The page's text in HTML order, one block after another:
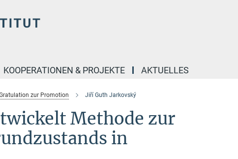
KOOPERATIONEN & PROJEKTE AKTUELLES
zur Promotion Jiří Guth Jarkovský
Methode zur
in